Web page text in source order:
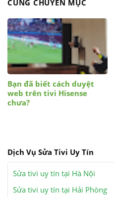
CÙNG CHUYÊN MỤC
Bạn đã biết cách duyệt
web trên tivi Hisense
chưa?
Dịch Vụ Sửa Tivi Uy Tín
Sửa tivi uy tín tại Hà Nội
Sửa tivi uy tín tại Hải Phòng